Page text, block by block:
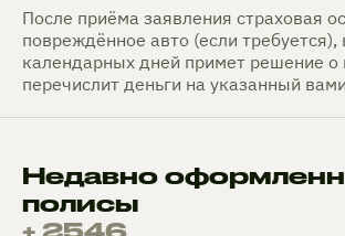
После приёма заявления страховая
повреждённое авто (если требуется),
календарных дней примет решение о
перечислит деньги на указанный
Недавно
полисы